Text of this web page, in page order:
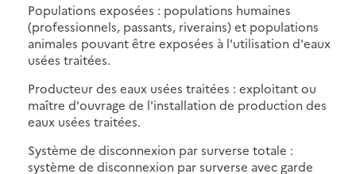
Populations exposées : populations humaines
(professionnels, passants, riverains) et populations
animales pouvant être exposées à l'utilisation d'eaux
usées traitées.
Producteur des eaux usées traitées : exploitant ou
maître d'ouvrage de l'installation de production des
eaux usées traitées.
Système de disconnexion par surverse totale :
système de disconnexion par surverse avec garde